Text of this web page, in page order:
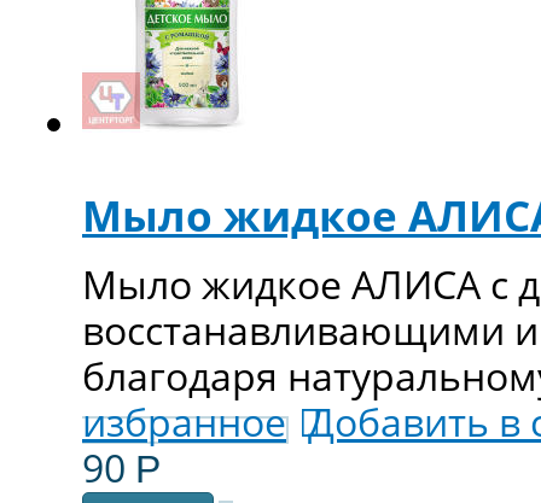
Мыло жидкое
Мыло жидкое АЛИСА с
восстанавливающими
благодаря
избранное Добавить в
90 Р